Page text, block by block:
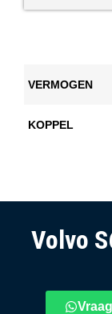
VERMOGEN
KOPPEL
Volvo